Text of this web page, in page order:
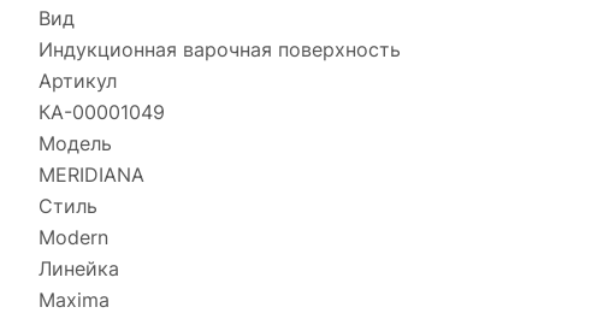
Вид
Индукционная варочная поверхность
Артикул
КА-00001049
Модель
MERIDIANA
Стиль
Modern
Линейка
Maxima